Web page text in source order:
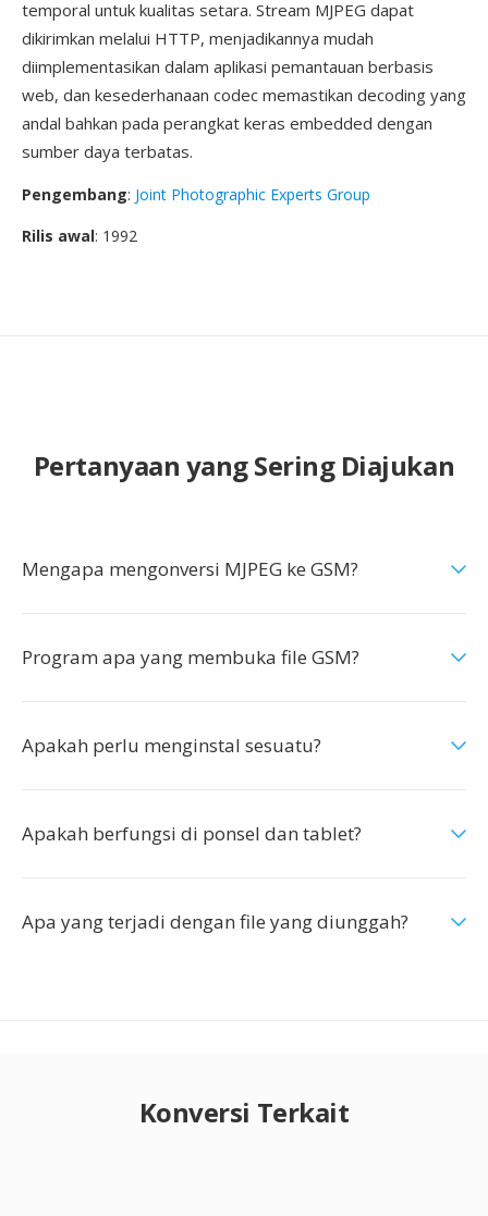
temporal untuk kualitas setara. Stream MJPEG dapat
dikirimkan melalui HTTP, menjadikannya mudah
diimplementasikan dalam aplikasi pemantauan berbasis
web, dan kesederhanaan codec memastikan decoding yang
andal bahkan pada perangkat keras embedded dengan
sumber daya terbatas.
Pengembang: Joint Photographic Experts Group
Rilis awal: 1992
Pertanyaan yang Sering Diajukan
Mengapa mengonversi MJPEG ke GSM?
Program apa yang membuka file GSM?
Apakah perlu menginstal sesuatu?
Apakah berfungsi di ponsel dan tablet?
Apa yang terjadi dengan file yang diunggah?
Konversi Terkait